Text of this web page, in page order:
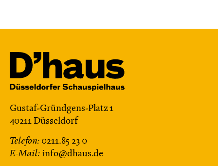
Gustaf-Gründgens-Platz 1
40211 Düsseldorf
Telefon: 0211.85 23 0
E-Mail: info@dhaus.de